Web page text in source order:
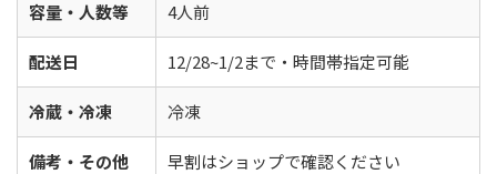
容量・人数等 4人前
配送日 12/28~1/2まで・時間帯指定可能
冷蔵・冷凍 冷凍
備考・その他 早割はショップで確認ください